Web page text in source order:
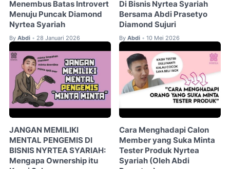
Menembus Batas Introvert
Menuju Puncak Diamond
Nyrtea Syariah
By Abdi • 28 Januari 2026
Di Bisnis Nyrtea Syariah
Bersama Abdi Prasetyo
Diamond Sujuri
By Abdi • 10 Mei 2026
JANGAN MEMILIKI
MENTAL PENGEMIS DI
BISNIS NYRTEA SYARIAH:
Mengapa Ownership itu
Cara Menghadapi Calon
Member yang Suka Minta
Tester Produk Nyrtea
Syariah (Oleh Abdi